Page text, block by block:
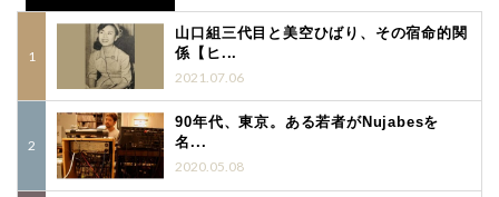
山口組三代目と美空ひばり、その宿命的関
係【ヒ...
2021.07.06
90年代、東京。ある若者がNujabesを
名...
2020.05.08